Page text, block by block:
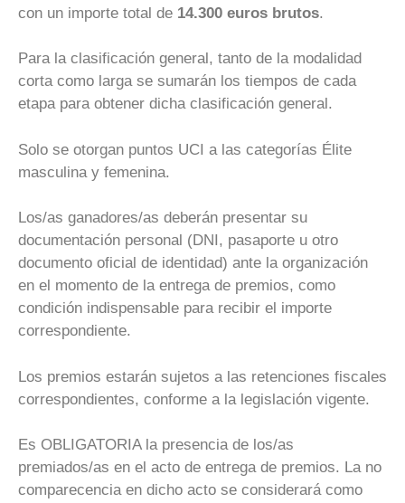
con un importe total de 14.300 euros brutos.
Para la clasificación general, tanto de la modalidad
corta como larga se sumarán los tiempos de cada
etapa para obtener dicha clasificación general.
Solo se otorgan puntos UCI a las categorías Élite
masculina y femenina.
Los/as ganadores/as deberán presentar su
documentación personal (DNI, pasaporte u otro
documento oficial de identidad) ante la organización
en el momento de la entrega de premios, como
condición indispensable para recibir el importe
correspondiente.
Los premios estarán sujetos a las retenciones fiscales
correspondientes, conforme a la legislación vigente.
Es OBLIGATORIA la presencia de los/as
premiados/as en el acto de entrega de premios. La no
comparecencia en dicho acto se considerará como